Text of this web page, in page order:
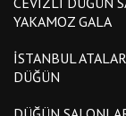
KARTAL
DÜĞÜN SALONU
KARTAL NIŞAN
KARTAL NIŞAN